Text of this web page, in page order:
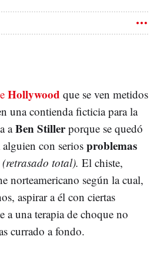
Hollywood que se ven metidos
una contienda ficticia para la
aBen Stillerporque se quedó
con serios problemas
total). El chiste,
norteamericano según la cual,
aspirar a él con ciertas
a una terapia de choque no
currado a fondo.